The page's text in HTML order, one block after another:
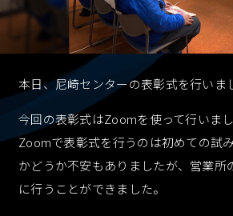
資料ダウンロード
お問い合わせ
CONTACT
お知らせ個人情報保護個人情報取り扱い
本日、尼崎センターの表彰式を行いま
今回の表彰式はZoomを使って行いまし
Zoomで表彰式を行うのは初めての試
かどうか不安もありましたが、営業所
に行うことができました。